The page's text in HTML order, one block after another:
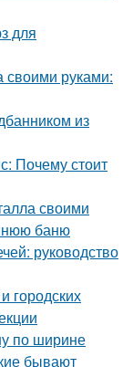
для
своими руками:
из
Почему стоит
своими
баню
руководство
городских
по ширине
бывают